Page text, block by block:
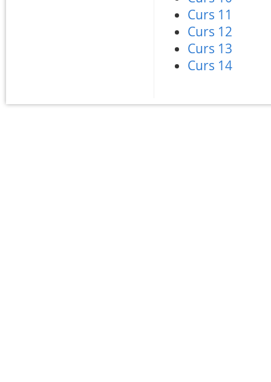
Curs 11
Curs 12
Curs 13
Curs 14